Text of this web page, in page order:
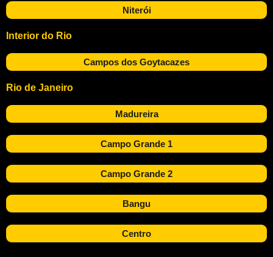
Niterói
Interior do Rio
Campos dos Goytacazes
Rio de Janeiro
Madureira
Campo Grande 1
Campo Grande 2
Bangu
Centro